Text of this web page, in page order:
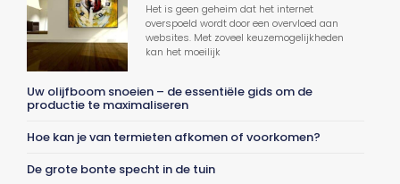
Het is geen geheim dat het internet
overspoeld wordt door een overvloed aan
websites. Met zoveel keuzemogelijkheden
kan het moeilijk
Uw olijfboom snoeien – de essentiële gids om de
productie te maximaliseren
Hoe kan je van termieten afkomen of voorkomen?
De grote bonte specht in de tuin